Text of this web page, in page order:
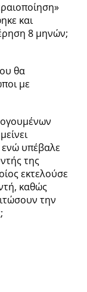
και
8 μηνών;
θα
με
υπέβαλε
της
εκτελούσε
καθώς
την